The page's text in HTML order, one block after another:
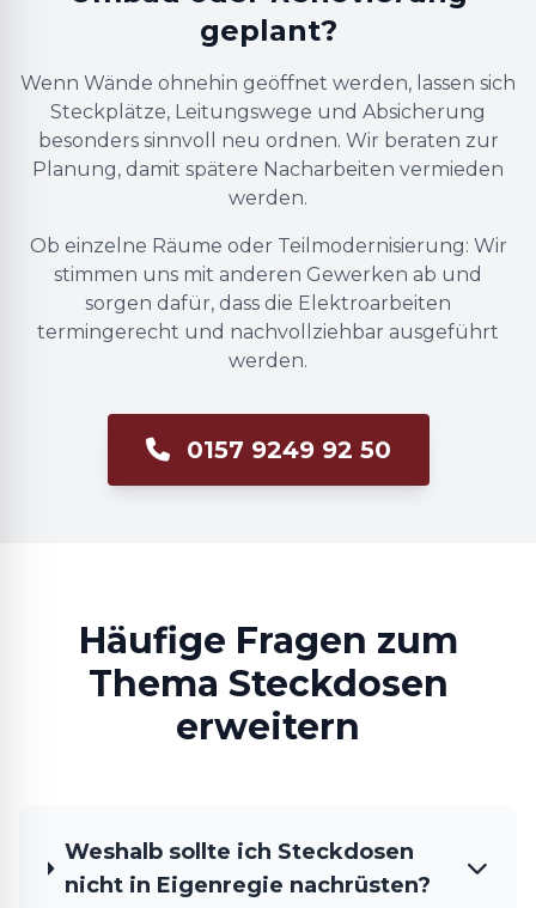
geplant?
Wenn Wände ohnehin geöffnet werden, lassen sich
Steckplätze, Leitungswege und Absicherung
besonders sinnvoll neu ordnen. Wir beraten zur
Planung, damit spätere Nacharbeiten vermieden
werden.
Ob einzelne Räume oder Teilmodernisierung: Wir
stimmen uns mit anderen Gewerken ab und
sorgen dafür, dass die Elektroarbeiten
termingerecht und nachvollziehbar ausgeführt
werden.
0157 9249 92 50
Häufige Fragen zum
Thema Steckdosen
erweitern
Weshalb sollte ich Steckdosen
nicht in Eigenregie nachrüsten?